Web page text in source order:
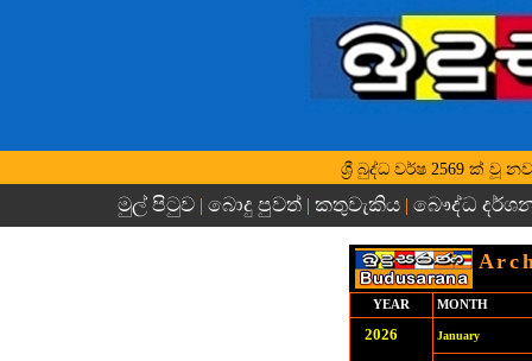
ශ්‍රී බුද්ධ වර්ෂ 2569 ක් වූ
මුල් පිටුව | බොදු පුවත්| කතුවැකිය| බෞද්ධ
YEAR MONTH
2026 January